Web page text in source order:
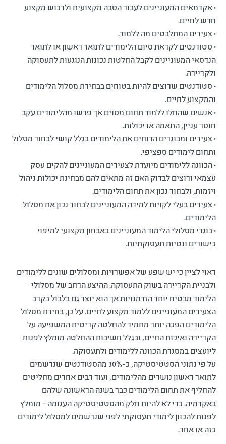
• אקדמאים המעוניינים לעבור הסבה מקצועית ולרכוש מקצוע
חדש לחיים.
• צעירים המתלבטים מה ללמוד.
• סטודנטים לקראת סיום הלימודים לתואר ראשון או לתואר
הנדסאי המעוניינים לקבל החלטות נכונות הנוגעות לתעסוקה
ולקריירה.
• סטודנטים שרוצים להיות בטוחים בבחירת מסלול הלימודים
והמקצוע לחיים.
• אנשים שהחלו ללמוד תחום מסוים אך פרשו מהלימודים עקב
חוסר עניין, התאמה או יכולות.
• צעירים ומבוגרים הדוחים את הלימודים בגלל קושי לבחור מסלול
ותחום לימודים ספציפי.
• הכוונה ללימודים מיועדת לצעירים המעוניינים להקים עסק
עצמאי ורוצים לבדוק האם זה מתאים להם מבחינת יכולות ניהול
ויזמות, ולבחור נכון את תחום הלימודים.
• צעירים בעלי לקויות למידה המעוניינים לבחור נכון את מסלול
הלימודים.
• בוגרי מסלולי הלימוד המעוניינים באבחון מקצועי למיפוי
כישורים ונטיות תעסוקתיות.
ראוי לציין כי יש שפע של אפשרויות ומסלולים שונים ללימודים
ולבניית הקריירה בשוק התעסוקה. ההיצע הרחב של מסלולי
הלימוד מבטיח יותר הזדמנויות אך הוא יוצר גם בלבול בקרב
הצעירים המעוניינים ללמוד מקצוע לחיים. על כן, בחירת מסלול
הלימודים הפכה יותר מתמיד להחלטה קריטית המשפיעה על
הקריירה ואיכות החיים, ובגלל חשיבות ההחלטה מומלץ לפנות
ליועצים במסגרת הכוונה ללימודים ולתעסוקה.
על פי נתוני הסטטיסטיקה, כ-30% מהסטודנטים שנרשמים
לתואר ראשון נושרים מהלימודים, ועוד רבים אחרים מחליטים
להחליף את תחום הלימודים כבר בשנה הראשונה שלהם
באקדמיה. כדי לא להיות חלק מהסטטיסטיקה העגומה – מומלץ
לפנות להכוון לימודי תעסוקתי לפני שנרשמים למסלול לימודים
כזה או אחר.